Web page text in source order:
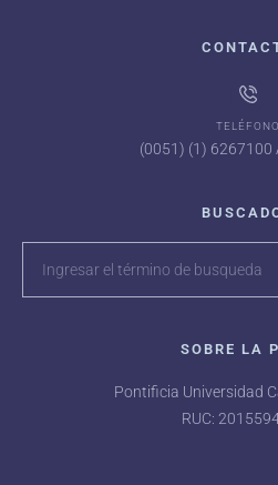
TELÉFONO
(0051) (1) 6267100
SOBRE LA
Pontificia Universidad
RUC: